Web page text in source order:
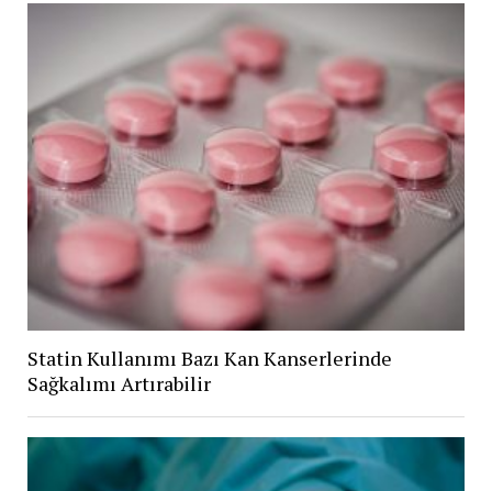
Statin Kullanımı Bazı Kan Kanserlerinde
Sağkalımı Artırabilir